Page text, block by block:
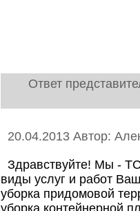
Ответ
20.04.2013 Автор:
Здравствуйте! Мы -
виды услуг и работ
уборка придомовой
уборка контейнерной